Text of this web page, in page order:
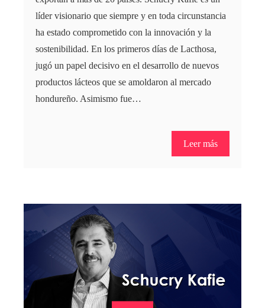
líder visionario que siempre y en toda circunstancia
ha estado comprometido con la innovación y la
sostenibilidad. En los primeros días de Lacthosa,
jugó un papel decisivo en el desarrollo de nuevos
productos lácteos que se amoldaron al mercado
hondureño. Asimismo fue…
Leer más